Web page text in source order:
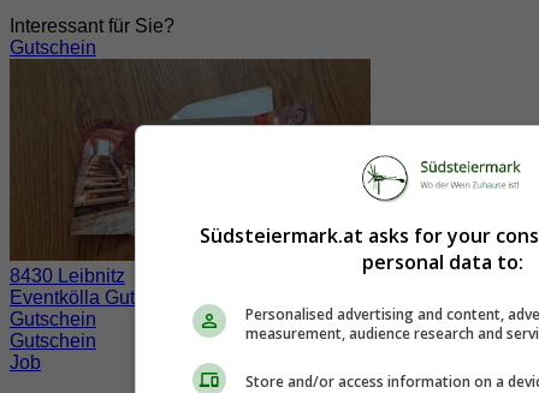
Interessant für Sie?
Gutschein
8430 Leibnitz
Eventkölla Gutscheine
Gutschein
Gutschein
Job
Südsteiermark.at asks for your
personal data to:
Personalised advertising and content,
measurement, audience research and
Store and/or access information on a